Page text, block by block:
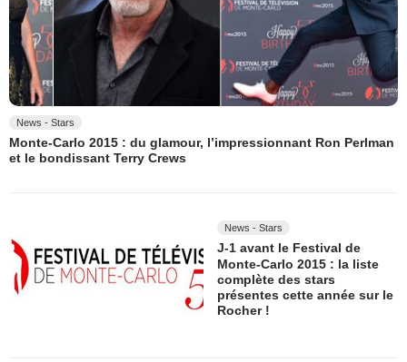
News - Stars
Monte-Carlo 2015 : du glamour, l’impressionnant Ron Perlman
et le bondissant Terry Crews
News - Stars
J-1 avant le Festival de
Monte-Carlo 2015 : la liste
complète des stars
présentes cette année sur le
Rocher !